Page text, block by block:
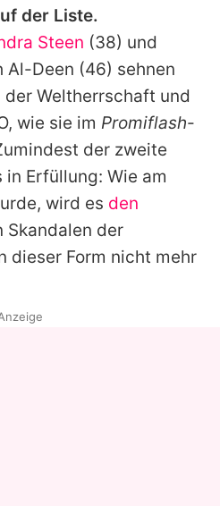
der Liste.
Steen (38) und
Al-Deen (46) sehnen
Weltherrschaft und
wie sie im Promiflash-
der zweite
Erfüllung: Wie am
wird es den
Skandalen der
dieser Form nicht mehr